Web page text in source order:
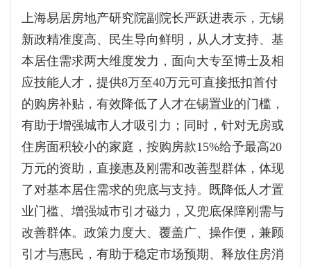
上海易居房地产研究院副院长严跃进表示，无锡
新政精准度高、民生导向鲜明，从人才支持、基
本居住需求两大维度发力，面向大专至博士及相
应技能人才，提供8万至40万元可直接抵扣首付
的购房补贴，有效降低了人才在锡置业的门槛，
有助于增强城市人才吸引力；同时，针对无房或
住房面积较小的家庭，按购房款15%给予最高20
万元的资助，直接惠及刚需和改善型群体，体现
了对基本居住需求的兜底与支持。既降低人才置
业门槛、增强城市引才磁力，又兜底保障刚需与
改善群体。政策力度大、覆盖广、操作便，兼顾
引才与惠民，有助于稳定市场预期、释放住房消